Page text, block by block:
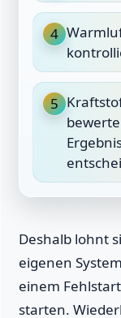
4
5
Deshalb lohnt
eigenen
einem
starten.